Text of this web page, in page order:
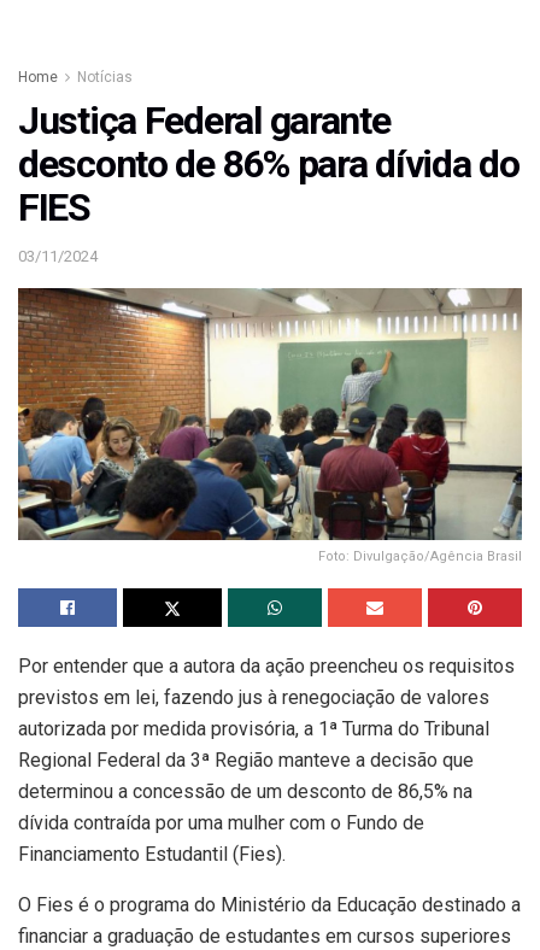
Home Notícias
Justiça Federal garante
desconto de 86% para dívida do
FIES
03/11/2024
Foto: Divulgação/Agência Brasil
Por entender que a autora da ação preencheu os requisitos
previstos em lei, fazendo jus à renegociação de valores
autorizada por medida provisória, a 1ª Turma do Tribunal
Regional Federal da 3ª Região manteve a decisão que
determinou a concessão de um desconto de 86,5% na
dívida contraída por uma mulher com o Fundo de
Financiamento Estudantil (Fies).
O Fies é o programa do Ministério da Educação destinado a
financiar a graduação de estudantes em cursos superiores